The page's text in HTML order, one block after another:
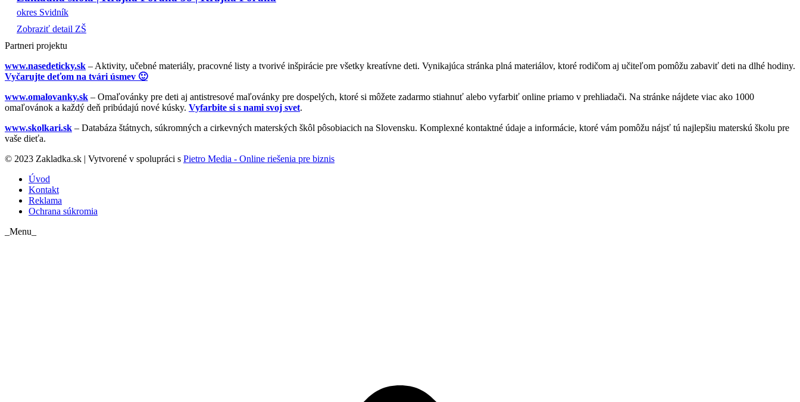
okres Svidník
Zobraziť detail ZŠ
Partneri projektu
www.nasedeticky.sk – Aktivity, učebné materiály, pracovné listy a tvorivé inšpirácie pre všetky kreatívne deti. Vynikajúca stránka plná materiálov, ktoré rodičom aj učiteľom pomôžu zabaviť deti na dlhé hodiny.
Vyčarujte deťom na tvári úsmev 🙂
www.omalovanky.sk – Omaľovánky pre deti aj antistresové maľovánky pre dospelých, ktoré si môžete zadarmo stiahnuť alebo vyfarbiť online priamo v prehliadači. Na stránke nájdete viac ako 1000
omaľovánok a každý deň pribúdajú nové kúsky. Vyfarbite si s nami svoj svet.
www.skolkari.sk – Databáza štátnych, súkromných a cirkevných materských škôl pôsobiacich na Slovensku. Komplexné kontaktné údaje a informácie, ktoré vám pomôžu nájsť tú najlepšiu materskú školu pre
vaše dieťa.
© 2023 Zakladka.sk | Vytvorené v spolupráci s Pietro Media - Online riešenia pre biznis
Úvod
Kontakt
Reklama
Ochrana súkromia
_Menu_